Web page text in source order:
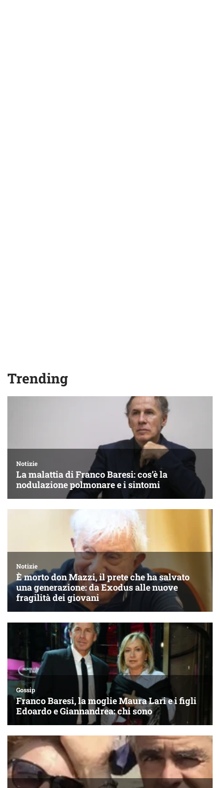
Trending